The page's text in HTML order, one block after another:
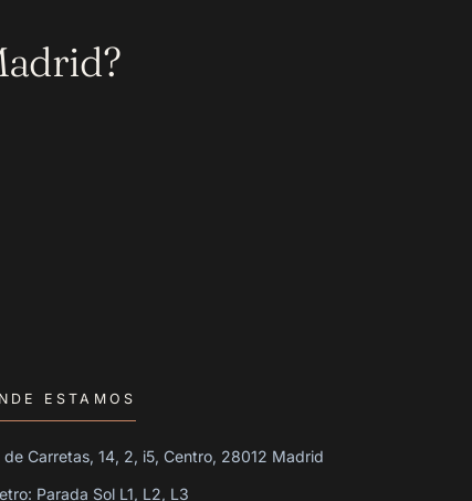
ESTAMOS
de Carretas, 14, 2, i5, Centro, 28012 Madrid
Parada Sol L1, L2, L3